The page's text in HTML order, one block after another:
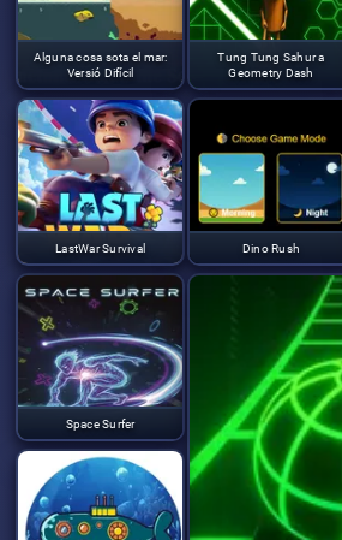
Alguna cosa sota el mar:
Versió Difícil
Tung Tung Sahur a
Geometry Dash
LastWar Survival Dino Rush
Space Surfer